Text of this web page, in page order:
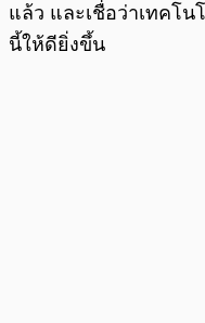
แล้ว และเชื่อว่าเทคโ
นี้ให้ดียิ่งขึ้น